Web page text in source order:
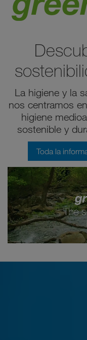
La higiene y la
nos centramos
higiene
sostenible y
Toda la